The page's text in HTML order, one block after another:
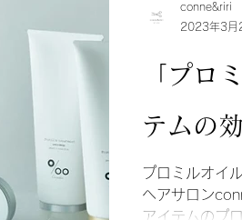
「プロ
テムの
プロミルオイ
ヘアサロン
アイテムのプ
conne&riri
2023年3月